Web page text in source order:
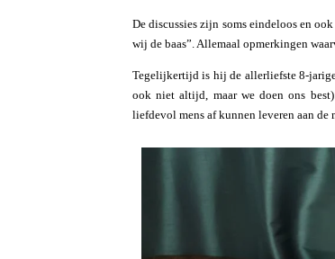
De discussies zijn soms eindeloos en
wij de baas”. Allemaal opmerkingen
Tegelijkertijd is hij de allerliefste 8-
ook niet altijd, maar we doen ons
liefdevol mens af kunnen leveren aan de